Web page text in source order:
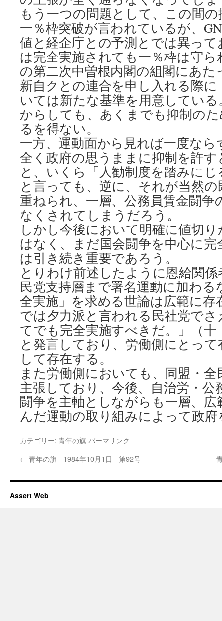
もう一つの問題として、この間
一％枠突破が言われているが、
値と経企庁との予測とでは異っ
は完全実施されても一％枠は守
の第二次中曽根内閣の組閣にあた
新自クとの連合を申し入れる際
いては新たな基準を用意してい
からしても、あくまでも抑制の
るを得ない。
一方、運動面から見れば一度なら
全く政府の思うままに抑制を許
と、いくら「人勧制度を踏みに
と言っても、逆に、それが当然
重ねられ、一層、公務員賃金闘争
なくされてしまうだろう。
しかし今後において明確に値切
はなく、まだ国会闘争を中心に
は引き続き重要であろう。
とりわけ前述したように恩給関
民党支持層まで署名運動に加わ
全実施」を求める世論は広範に存
では夕力派と言われる民社党で
てでも完全実施すべきだ。」（十
と発言しており、労働側にとっ
して存在する。
また労働側においても、同盟・
主張しており、今後、自治労・公
闘争を主軸としながらも一層、
んだ運動の取り組みによって政
カテゴリー: 青年の旗 パーマリンク
← 青年の旗 1984年10月1日 第92号
Assert Web